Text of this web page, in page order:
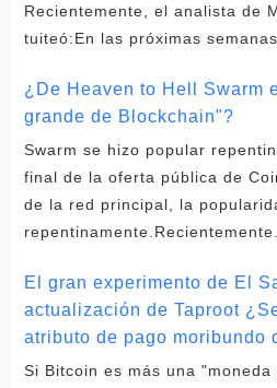
Recientemente, el analista de
tuiteó:En las próximas semanas.
¿De Heaven to Hell Swarm
grande de Blockchain"?
Swarm se hizo popular
final de la oferta pública de
de la red principal, la
repentinamente.Recientemente.
El gran experimento de El
actualización de Taproot
atributo de pago moribundo
Si Bitcoin es más una